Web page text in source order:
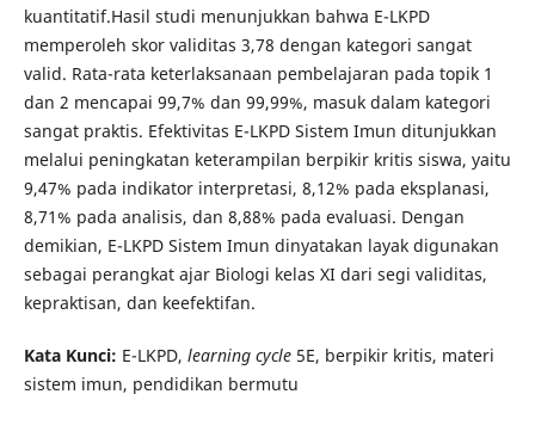
kuantitatif.Hasil studi menunjukkan bahwa E-LKPD
memperoleh skor validitas 3,78 dengan kategori sangat
valid. Rata-rata keterlaksanaan pembelajaran pada topik 1
dan 2 mencapai 99,7% dan 99,99%, masuk dalam kategori
sangat praktis. Efektivitas E-LKPD Sistem Imun ditunjukkan
melalui peningkatan keterampilan berpikir kritis siswa, yaitu
9,47% pada indikator interpretasi, 8,12% pada eksplanasi,
8,71% pada analisis, dan 8,88% pada evaluasi. Dengan
demikian, E-LKPD Sistem Imun dinyatakan layak digunakan
sebagai perangkat ajar Biologi kelas XI dari segi validitas,
kepraktisan, dan keefektifan.
Kata Kunci: E-LKPD, learning cycle5E, berpikir kritis, materi
sistem imun, pendidikan bermutu